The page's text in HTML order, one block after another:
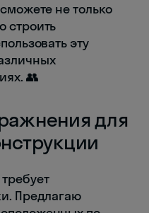
не только
строить
эту
👥
для
Предлагаю